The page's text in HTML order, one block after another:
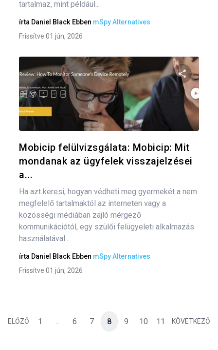
tartalmaz, mint például...
írta Daniel Black Ebben mSpy Alternatives
Frissítve 01 jún, 2026
Oszd
Mobicip felülvizsgálata: Mobicip: Mit
mondanak az ügyfelek visszajelzései
a...
Ha azt keresi, hogyan védheti meg gyermekét a nem
megfelelő tartalmaktól az interneten vagy a
közösségi médiában zajló mérgező
kommunikációtól, egy szülői felügyeleti alkalmazás
használatával...
írta Daniel Black Ebben mSpy Alternatives
Frissítve 01 jún, 2026
ELŐZŐ 1 ... 6 7 8 9 10 11 KÖVETKEZŐ